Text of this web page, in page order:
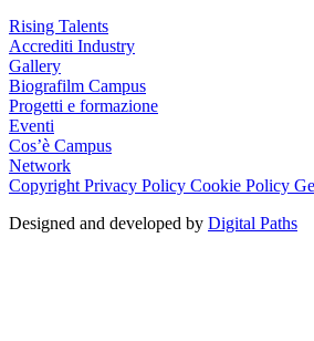
Rising Talents
Accrediti Industry
Gallery
Biografilm Campus
Progetti e formazione
Eventi
Cos’è Campus
Network
Copyright Privacy Policy Cookie Policy
Designed and developed by Digital Paths